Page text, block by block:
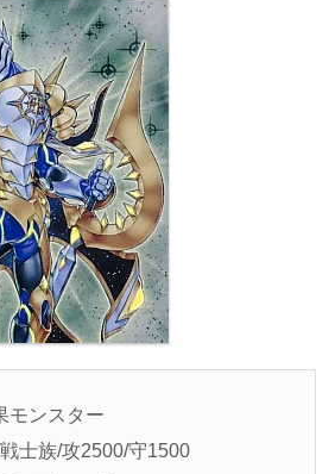
モンスター
士族/攻2500/守1500